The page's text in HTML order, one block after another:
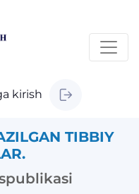
kirish
TIBBIY